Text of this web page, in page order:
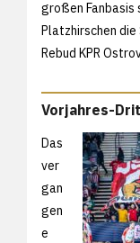
großen Fanbasis
Platzhirschen
Rebud KPR
Vorjahres-
Das
ver
gan
gen
e